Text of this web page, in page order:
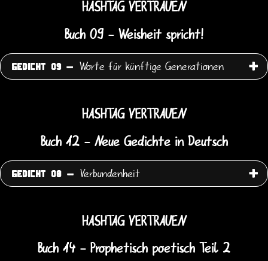
HASHTAG VERTRAUEN
Buch 09 - Weisheit spricht!
GEDICHT 09 - Worte für künftige Generationen
HASHTAG VERTRAUEN
Buch 12 - Neue Gedichte in Deutsch
GEDICHT 08 - Verbundenheit
HASHTAG VERTRAUEN
Buch 14 - Prophetisch poetisch Teil 2